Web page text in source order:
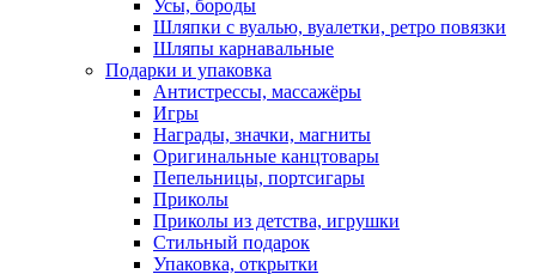
Усы, бороды
Шляпки с вуалью, вуалетки, ретро повязки
Шляпы карнавальные
Подарки и упаковка
Антистрессы, массажёры
Игры
Награды, значки, магниты
Оригинальные канцтовары
Пепельницы, портсигары
Приколы
Приколы из детства, игрушки
Стильный подарок
Упаковка, открытки